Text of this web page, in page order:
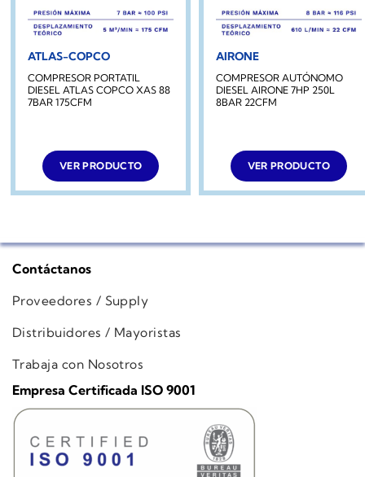
ATLAS-COPCO
COMPRESOR PORTATIL
DIESEL ATLAS COPCO XAS 88
7BAR 175CFM
VER PRODUCTO
AIRONE
COMPRESOR AUTÓNOMO
DIESEL AIRONE 7HP 250L
8BAR 22CFM
VER PRODUCTO
Contáctanos
Proveedores / Supply
Distribuidores / Mayoristas
Trabaja con Nosotros
Empresa Certificada ISO 9001